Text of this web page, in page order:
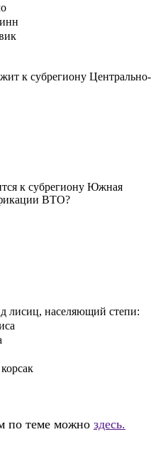
к субрегиону Центрально-
к субрегиону Южная
ВТО?
лисиц, населяющий степи:
по теме можно здесь.